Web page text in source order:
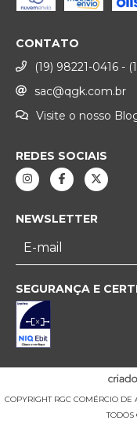
CONTATO
(19) 98221-0416 -
sac@qgk.com.br
Visite o nosso
REDES SOCIAIS
NEWSLETTER
SEGURANÇA E
COPYRIGHT RGC COMÉRCIO DE
TODOS